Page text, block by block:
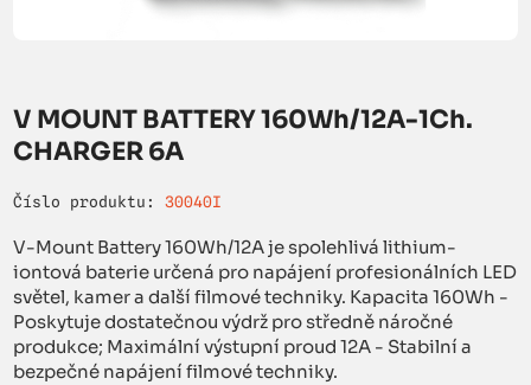
V MOUNT BATTERY 160Wh/12A-1Ch.
CHARGER 6A
Číslo produktu: 30040I
V-Mount Battery 160Wh/12A je spolehlivá lithium-
iontová baterie určená pro napájení profesionálních LED
světel, kamer a další filmové techniky. Kapacita 160Wh -
Poskytuje dostatečnou výdrž pro středně náročné
produkce; Maximální výstupní proud 12A - Stabilní a
bezpečné napájení filmové techniky.